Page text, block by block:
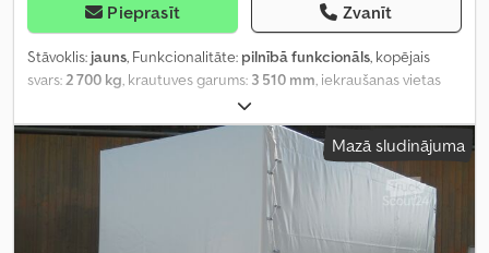
Pieprasīt Zvanīt
Stāvoklis: jauns, Funkcionalitāte: pilnībā funkcionāls, kopējais
svars:2 700 kg, krautuves garums: 3 510 mm, iekraušanas vietas
, riepas izmērs:185/60 R12C (schwarze Felgen
– Black Label), maksimālais ātrums:100 km/h,
Mazā sludinājuma